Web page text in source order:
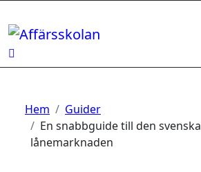
till
innehåll
Hem
Guider
En snabbguide till den svenska
lånemarknaden